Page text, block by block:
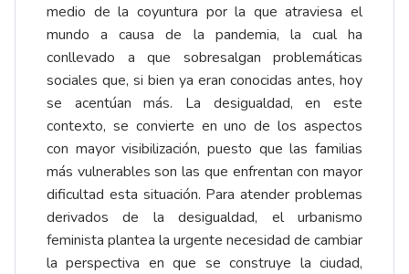
medio de la coyuntura por la que atraviesa el
mundo a causa de la pandemia, la cual ha
conllevado a que sobresalgan problemáticas
sociales que, si bien ya eran conocidas antes, hoy
se acentúan más. La desigualdad, en este
contexto, se convierte en uno de los aspectos
con mayor visibilización, puesto que las familias
más vulnerables son las que enfrentan con mayor
dificultad esta situación. Para atender problemas
derivados de la desigualdad, el urbanismo
feminista plantea la urgente necesidad de cambiar
la perspectiva en que se construye la ciudad,